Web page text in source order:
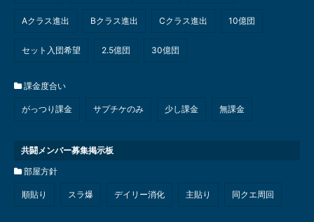
Aクラス進出 Bクラス進出 Cクラス進出 10億団
セット入団希望 2.5億団 30億団
課金度合い
がっつり課金 サプチケのみ 少し課金 無課金
共闘メンバー募集掲示板
部屋方針
順貼り スラ爆 デイリー消化 主貼り 同クエ周回